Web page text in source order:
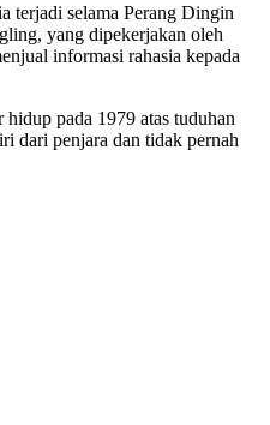
terjadi selama Perang Dingin
yang dipekerjakan oleh
informasi rahasia kepada
pada 1979 atas tuduhan
dari penjara dan tidak pernah